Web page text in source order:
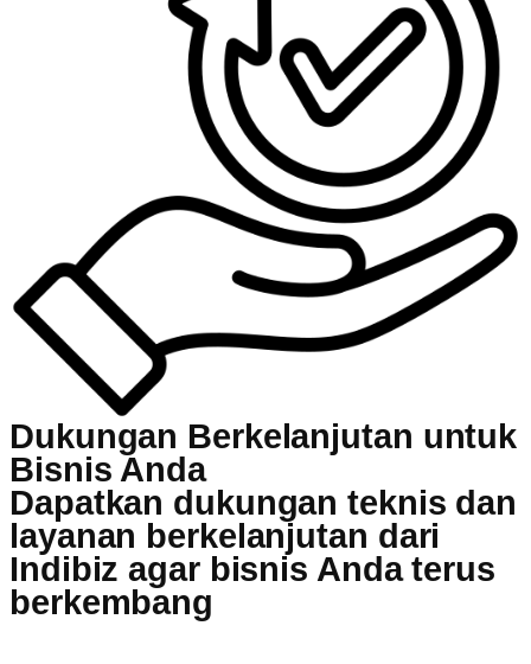
Dukungan Berkelanjutan untuk
Bisnis Anda
Dapatkan dukungan teknis dan
layanan berkelanjutan dari
Indibiz agar bisnis Anda terus
berkembang